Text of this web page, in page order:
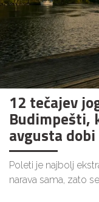
12 tečajev
Budimpešti,
avgusta
Poleti je najbolj
narava sama, zato